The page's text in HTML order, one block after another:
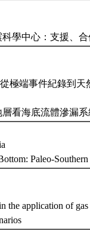
學中心：支援、
極端事件紀錄到天
看海底流體滲漏
Paleo-
the application of